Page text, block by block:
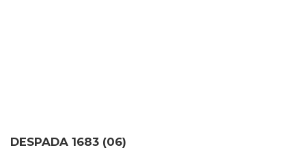
DESPADA 1683 (06)